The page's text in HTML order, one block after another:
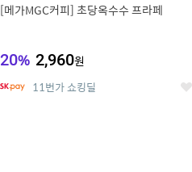
[메가MGC커피] 초당옥수수 프라페
20% 2,960원
11번가 쇼킹딜 좋